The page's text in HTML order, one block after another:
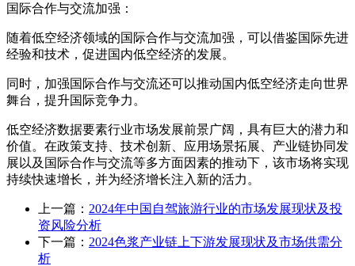
国际合作与交流加强：
随着低空经济领域的国际合作与交流加强，可以借鉴国际先进
经验和技术，促进国内低空经济的发展。
同时，加强国际合作与交流还可以推动国内低空经济走向世界
舞台，提升国际竞争力。
低空经济数据要素行业市场发展前景广阔，具有巨大的潜力和
价值。在政策支持、技术创新、应用场景拓展、产业链协同发
展以及国际合作与交流等多方面因素的推动下，该市场将实现
持续快速增长，并为经济增长注入新的活力。
上一篇： 2024年中国自驾旅游行业的市场发展现状及投
资风险分析
下一篇： 2024色浆产业链上下游发展现状及市场供需分
析